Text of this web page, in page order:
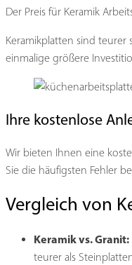
Der Preis für Keramik
Keramikplatten sind teurer
einmalige größere
Ihre kostenlose
Wir bieten Ihnen eine
Sie die häufigsten Fehler
Vergleich von
Keramik vs. Granit:
teurer als